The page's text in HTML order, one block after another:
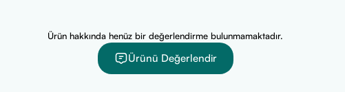
karnına tüketilmesi önerilir.
Uzmanlar genellikle en az 8-12 haftalık düzenli kullanım önermektedir.
ferah bir tat için buzdolabında saklayarak soğuk tüketebilirsiniz.
Ürün hakkında henüz bir değerlendirme bulunmamaktadır.
Ürünü Değerlendir